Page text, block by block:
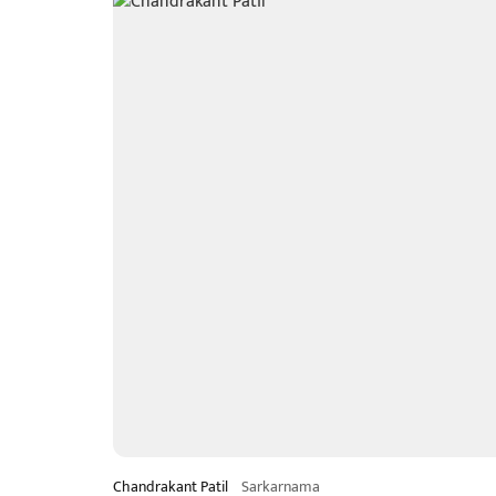
Chandrakant Patil Sarkarnama